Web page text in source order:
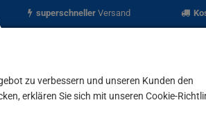
superschnellerVersand
zu verbessern und unseren Kunden den
erklären Sie sich mit unseren Cookie-